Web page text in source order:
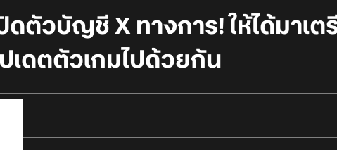
ปิดตัวบัญชี X ทางการ! ให้ได้มาเ
เดตตัวเกมไปด้วยกัน